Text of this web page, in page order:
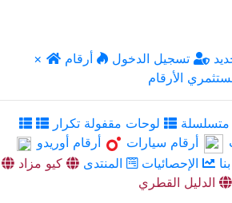
× تسجيل الدخول
أرقام
الأرقام
لوحات مقفولة تكرار
أرقام سيارات
أرقام أوريدو
الإحصائيات المنتدى
كيو مزاد
الدليل القطري